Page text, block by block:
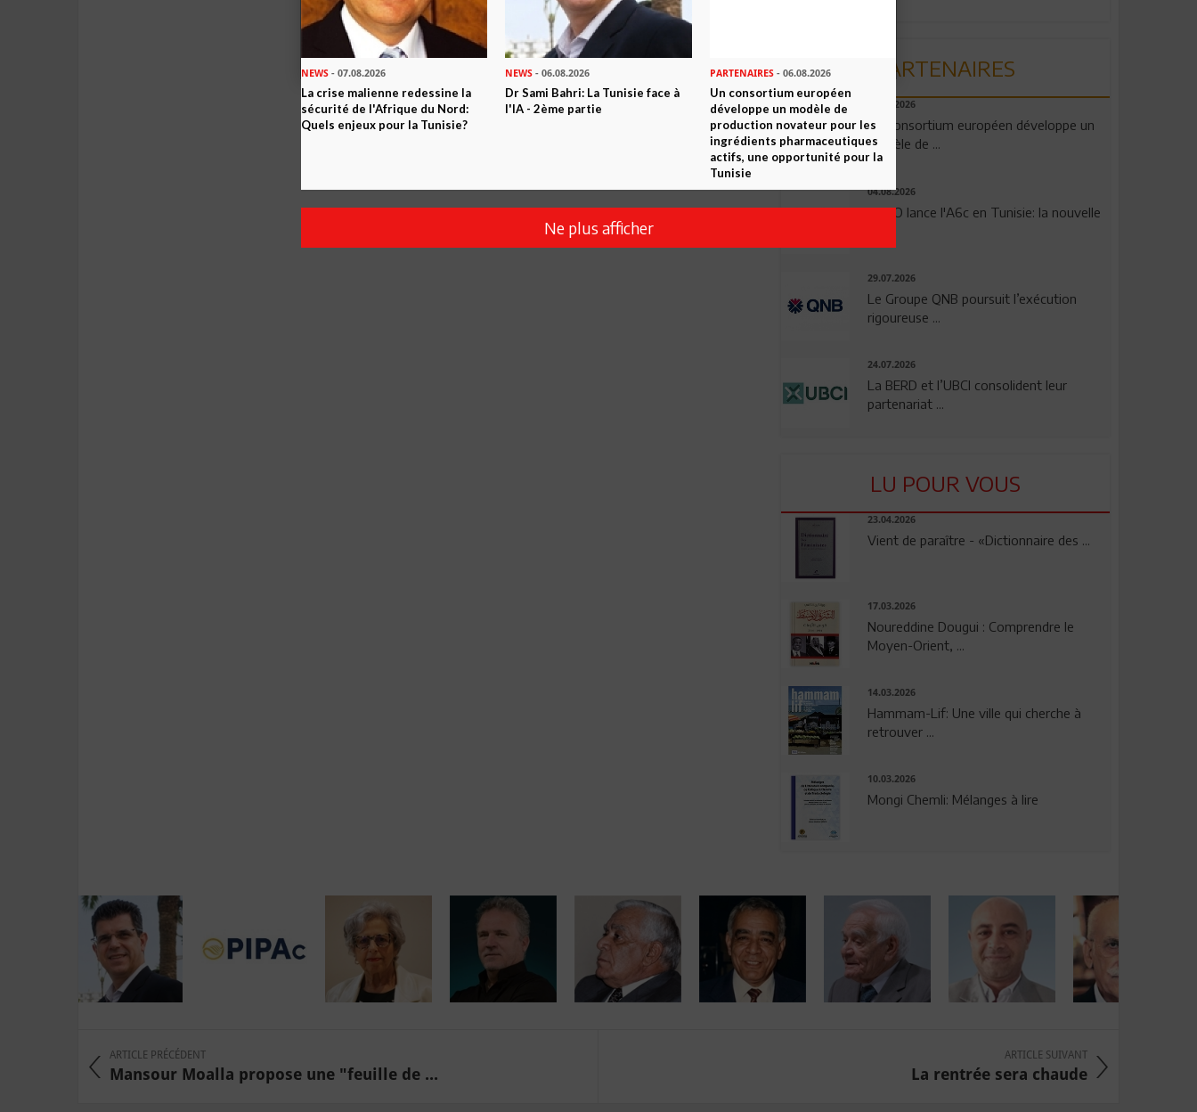
PARTENAIRES
06.08.2026
Un consortium européen développe un
modèle de ...
04.08.2026
OPPO lance l'A6c en Tunisie: la nouvelle
29.07.2026
Le Groupe QNB poursuit l’exécution
rigoureuse ...
24.07.2026
La BERD et l’UBCI consolident leur
partenariat ...
LU POUR VOUS
23.04.2026
Vient de paraître - «Dictionnaire des ...
17.03.2026
Noureddine Dougui : Comprendre le
Moyen-Orient, ...
14.03.2026
Hammam-Lif: Une ville qui cherche à
retrouver ...
10.03.2026
Mongi Chemli: Mélanges à lire
ARTICLE PRÉCÉDENT
Mansour Moalla propose une "feuille de ...
ARTICLE SUIVANT
La rentrée sera chaude
NEWS - 07.08.2026
La crise malienne redessine la
sécurité de l'Afrique du Nord:
Quels enjeux pour la Tunisie?
NEWS - 06.08.2026
Dr Sami Bahri: La Tunisie face à
l'IA - 2ème partie
PARTENAIRES- 06.08.2026
Un consortium européen
développe un modèle de
production novateur pour les
ingrédients pharmaceutiques
actifs, une opportunité pour la
Tunisie
Ne plus afficher